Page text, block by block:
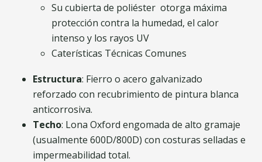
Su cubierta de poliéster otorga máxima
protección contra la humedad, el calor
intenso y los rayos UV
Caterísticas Técnicas Comunes
Estructura: Fierro o acero galvanizado
reforzado con recubrimiento de pintura blanca
anticorrosiva.
Techo: Lona Oxford engomada de alto gramaje
(usualmente 600D/800D) con costuras selladas e
impermeabilidad total.